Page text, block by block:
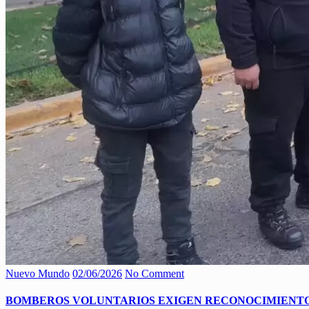
Nuevo Mundo 02/06/2026 No Comment
BOMBEROS VOLUNTARIOS EXIGEN